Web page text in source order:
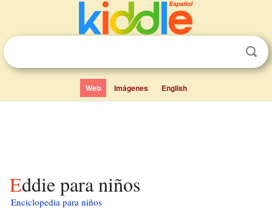
Web Imágenes English
Eddie para niños
Enciclopedia para niños